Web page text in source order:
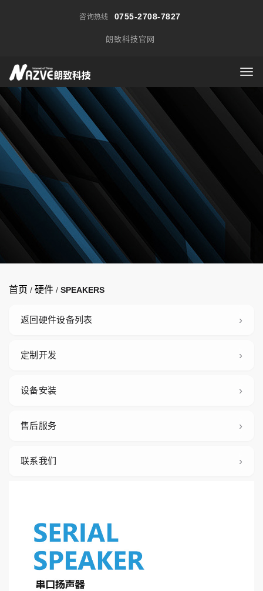
咨询热线 0755-2708-7827
朗致科技官网
首页 / 硬件 / SPEAKERS
返回硬件设备列表
定制开发
设备安装
售后服务
联系我们